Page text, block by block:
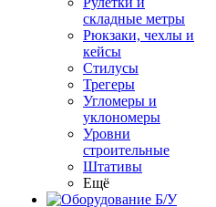
складные метры
Рюкзаки, чехлы и
кейсы
Стилусы
Трегеры
Угломеры и
уклономеры
Уровни
строительные
Штативы
Ещё